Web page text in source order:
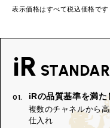
表示価格はすべて税込価格です
iR
01. iRの品質基準を満た
複数のチャネルから
仕入れ